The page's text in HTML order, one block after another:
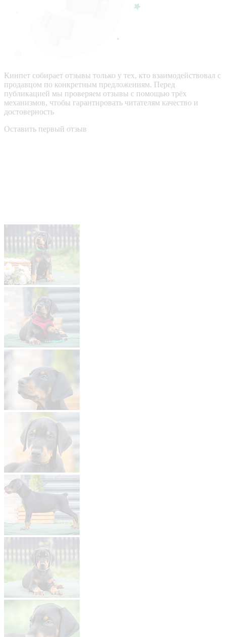
Кинпет собирает отзывы только у тех, кто взаимодействовал с
продавцом по конкретным предложениям. Перед
публикацией мы проверяем отзывы с помощью трёх
механизмов, чтобы гарантировать читателям качество и
достоверность
Оставить первый отзыв